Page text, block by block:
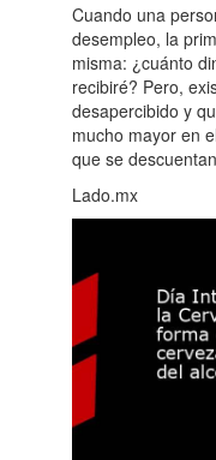
Cuando una
desempleo, la
misma: ¿cuánto
recibiré? Pero,
desapercibido y
mucho mayor en
que se
Lado.mx